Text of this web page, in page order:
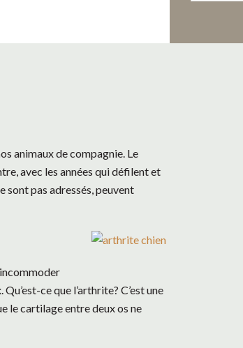
animaux de compagnie. Le
avec les années qui défilent et
sont pas adressés, peuvent
ce que l’arthrite? C’est une
le cartilage entre deux os ne